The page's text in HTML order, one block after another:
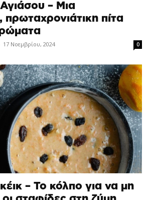
– Μια
πρωταχρονιάτικη πίτα
17 Νοεμβρίου, 2024 0
– Το κόλπο για να μη